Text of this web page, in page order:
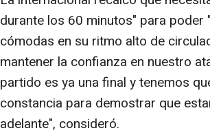
durante los 60 minutos" para poder
cómodas en su ritmo alto de
mantener la confianza en nuestro
partido es ya una final y tenemos
constancia para demostrar que
adelante", consideró.